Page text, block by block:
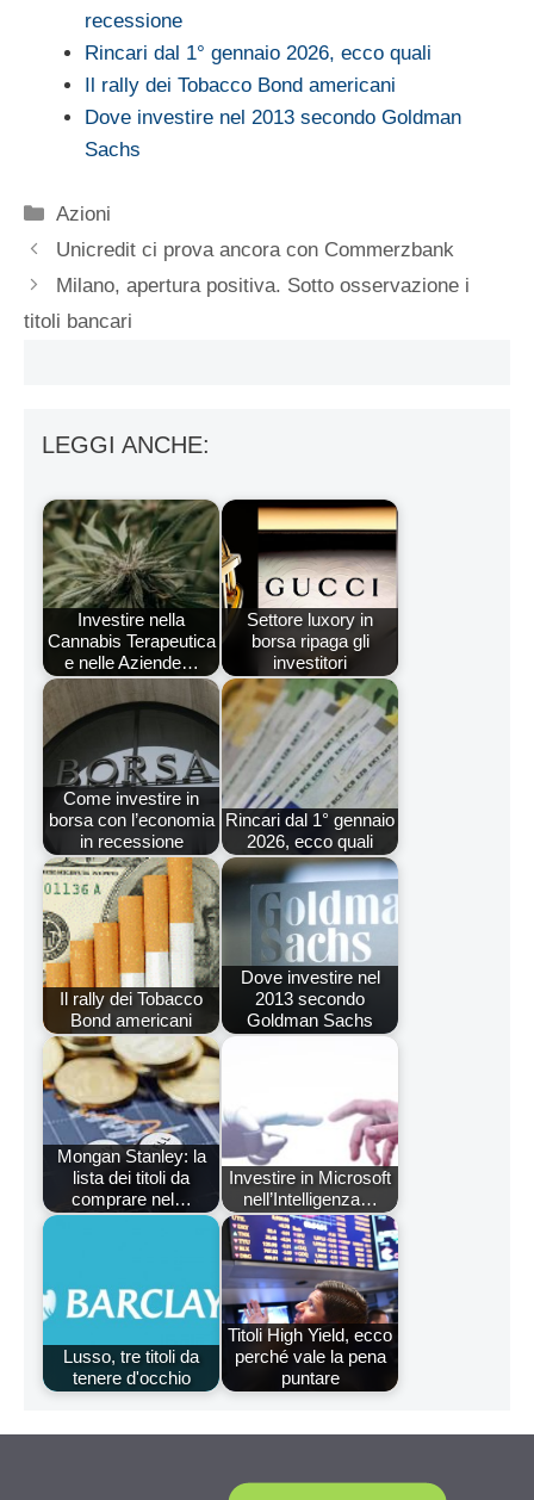
recessione
Rincari dal 1° gennaio 2026, ecco quali
Il rally dei Tobacco Bond americani
Dove investire nel 2013 secondo Goldman
Sachs
Categorie
Azioni
Unicredit ci prova ancora con Commerzbank
Milano, apertura positiva. Sotto osservazione i
titoli bancari
LEGGI ANCHE:
Investire nella
Cannabis Terapeutica
e nelle Aziende…
Settore luxory in
borsa ripaga gli
investitori
Come investire in
borsa con l’economia
in recessione
Rincari dal 1° gennaio
2026, ecco quali
Il rally dei Tobacco
Bond americani
Dove investire nel
2013 secondo
Goldman Sachs
Mongan Stanley: la
lista dei titoli da
comprare nel…
Investire in Microsoft
nell’Intelligenza…
Lusso, tre titoli da
tenere d'occhio
Titoli High Yield, ecco
perché vale la pena
puntare